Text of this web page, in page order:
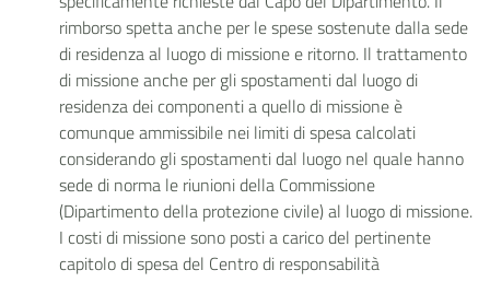
rimborso spetta anche per le spese sostenute dalla sede
di residenza al luogo di missione e ritorno. Il trattamento
di missione anche per gli spostamenti dal luogo di
residenza dei componenti a quello di missione è
comunque ammissibile nei limiti di spesa calcolati
considerando gli spostamenti dal luogo nel quale hanno
sede di norma le riunioni della Commissione
(Dipartimento della protezione civile) al luogo di missione.
I costi di missione sono posti a carico del pertinente
capitolo di spesa del Centro di responsabilità